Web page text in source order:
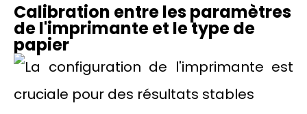
Calibration entre les paramètres
de l'imprimante et le type de
papier